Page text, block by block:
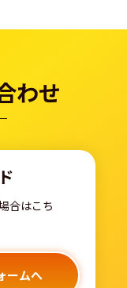
わせ
合はこち
ームへ